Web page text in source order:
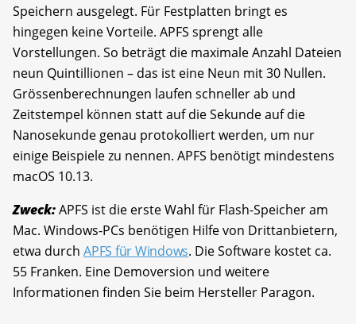
Speichern ausgelegt. Für Festplatten bringt es
hingegen keine Vorteile. APFS sprengt alle
Vorstellungen. So beträgt die maximale Anzahl Dateien
neun Quintillionen – das ist eine Neun mit 30 Nullen.
Grössenberechnungen laufen schneller ab und
Zeitstempel können statt auf die Sekunde auf die
Nanosekunde genau protokolliert werden, um nur
einige Beispiele zu nennen. APFS benötigt mindestens
macOS 10.13.
Zweck:APFS ist die erste Wahl für Flash-Speicher am
Mac. Windows-PCs benötigen Hilfe von Drittanbietern,
etwa durch APFS für Windows. Die Software kostet ca.
55 Franken. Eine Demoversion und weitere
Informationen finden Sie beim Hersteller Paragon.